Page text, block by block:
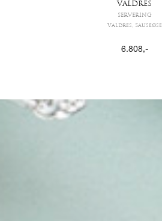
VALDRES
SERVERING
Valdres, Sauseøse
6.808,-